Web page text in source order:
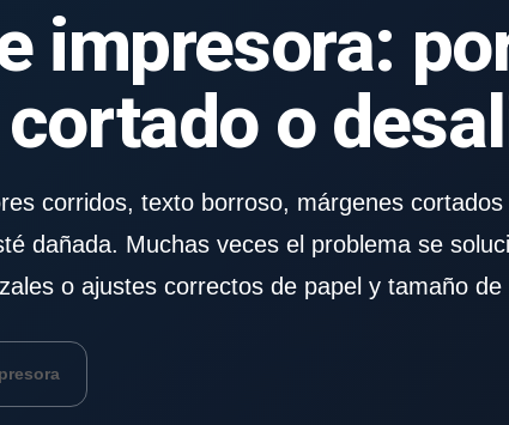
impresora:
o
corridos, texto borroso, márgenes cortados
dañada. Muchas veces el problema se
o ajustes correctos de papel y tamaño de